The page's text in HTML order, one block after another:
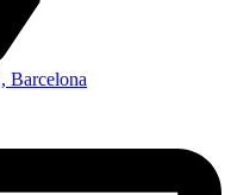
Barcelona